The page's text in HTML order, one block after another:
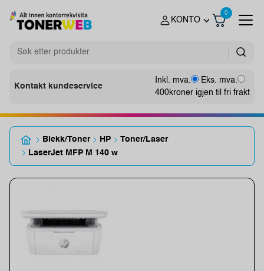
KONTO
0
Kontakt kundeservice
Inkl. mva.
Eks. mva.
400kroner igjen til fri frakt
Blekk/Toner HP
Toner/Laser
LaserJet MFP M 140 w